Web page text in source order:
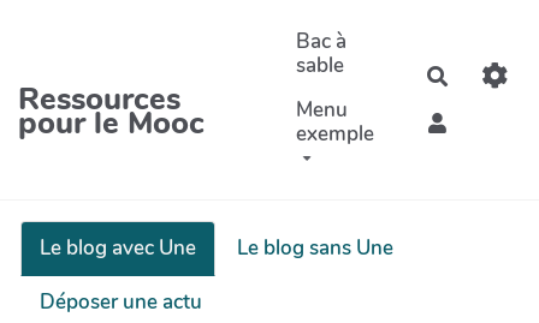
Ressources
pour le Mooc
Bac à
sable
Menu
exemple
Le blog avec Une
Le blog sans Une
Déposer une actu